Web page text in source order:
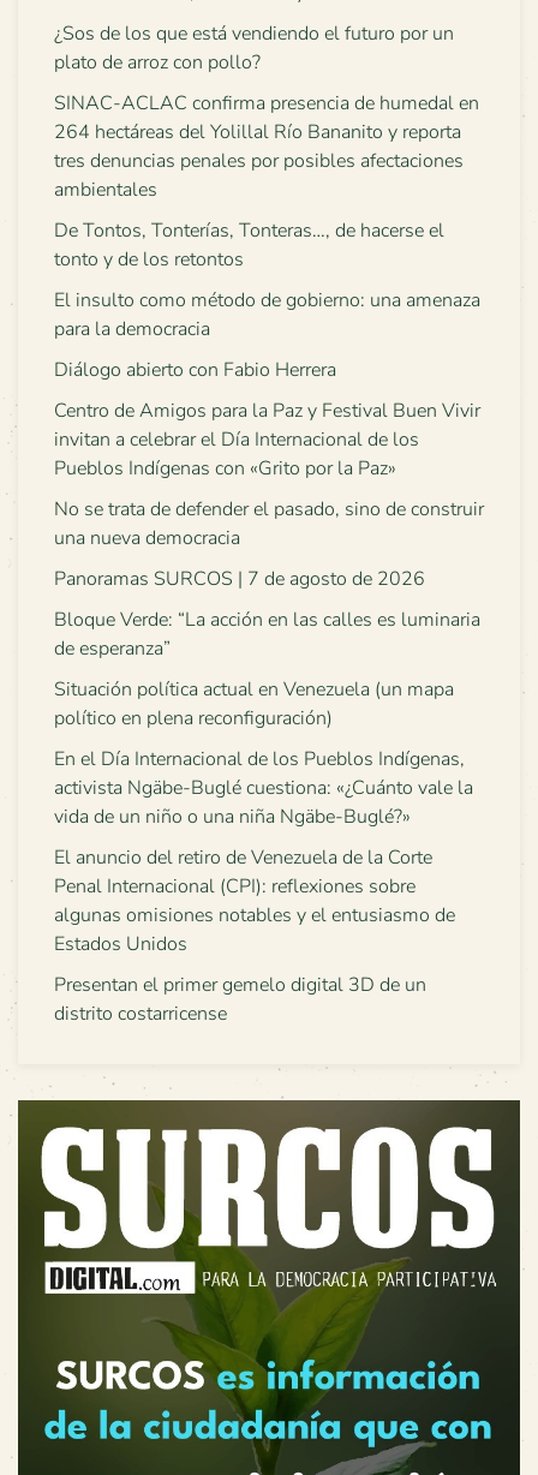
¿Sos de los que está vendiendo el futuro por un
plato de arroz con pollo?
SINAC-ACLAC confirma presencia de humedal en
264 hectáreas del Yolillal Río Bananito y reporta
tres denuncias penales por posibles afectaciones
ambientales
De Tontos, Tonterías, Tonteras…, de hacerse el
tonto y de los retontos
El insulto como método de gobierno: una amenaza
para la democracia
Diálogo abierto con Fabio Herrera
Centro de Amigos para la Paz y Festival Buen Vivir
invitan a celebrar el Día Internacional de los
Pueblos Indígenas con «Grito por la Paz»
No se trata de defender el pasado, sino de construir
una nueva democracia
Panoramas SURCOS | 7 de agosto de 2026
Bloque Verde: “La acción en las calles es luminaria
de esperanza”
Situación política actual en Venezuela (un mapa
político en plena reconfiguración)
En el Día Internacional de los Pueblos Indígenas,
activista Ngäbe-Buglé cuestiona: «¿Cuánto vale la
vida de un niño o una niña Ngäbe-Buglé?»
El anuncio del retiro de Venezuela de la Corte
Penal Internacional (CPI): reflexiones sobre
algunas omisiones notables y el entusiasmo de
Estados Unidos
Presentan el primer gemelo digital 3D de un
distrito costarricense